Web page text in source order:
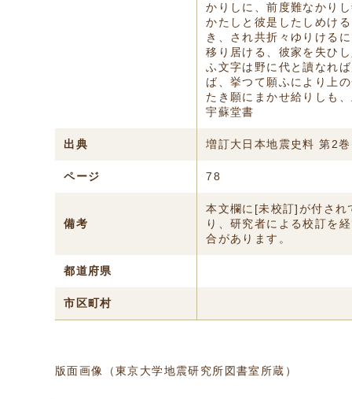
かりしに、前度難なかり
かたしと彼是したしめけ
き、され共折々ゆりける
移り居ける、彼家を失ひ
ふ文字は野に代と讀なれ
ば、挙つて願ふにより上
たき願にまかせ給りしも
宇蘇堂書
出典 増訂大日本地震史料 第2巻
ページ 78
備考
本文欄に[未校訂]が付され
り、研究者による校訂を
合があります。
都道府県
市区町村
版面画像（東京大学地震研究所図書室所蔵）